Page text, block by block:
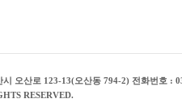
시 오산로 123-13(오산동 794-2) 전화번호 :
RESERVED.